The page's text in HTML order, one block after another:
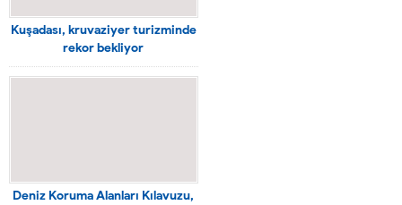
Kuşadası, kruvaziyer turizminde
rekor bekliyor
Deniz Koruma Alanları Kılavuzu,